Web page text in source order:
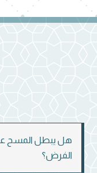
هل يبطل المسح
الفرض؟